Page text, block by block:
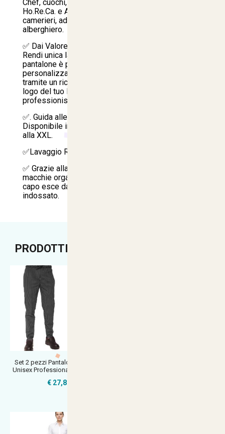
Chef, cuochi, aiuto cuochi, pasticceri e pizzaioli.
Ho.Re.Ca. e Accoglienza: Personale di sala,
camerieri, addetti al buffet e personale
alberghiero.
✅ Dai Valore al Tuo Brand (Servizio Ricamo):
Rendi unica la tua divisa aziendale! Questo
pantalone è predisposto per essere
personalizzato direttamente nei nostri laboratori
tramite un ricamo di alta qualità per applicare il
logo del tuo locale, della tua attività o il nome del
professionista.
✅. Guida alle Taglie e Manutenzione Range Taglie:
Disponibile in una gamma completa che va dalla S
alla XXL.
✅Lavaggio Rapido: Lavabile in lavatrice.
✅ Grazie alla componente in poliestere, le
macchie organiche scivolano via facilmente e il
capo esce dalla lavatrice quasi pronto per essere
indossato.
PRODOTTI CONSIGLIATI
Set 2 pezzi Pantalone Gessato
Unisex Professionale Chef Cuoc
€ 27,80